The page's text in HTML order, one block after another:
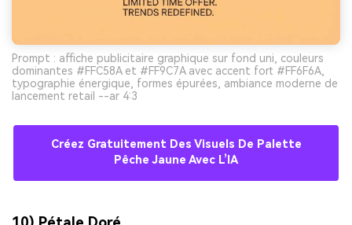
Prompt : affiche publicitaire graphique sur fond uni, couleurs
dominantes #FFC58A et #FF9C7A avec accent fort #FF6F6A,
typographie énergique, formes épurées, ambiance moderne de
lancement retail --ar 4:3
Créez Gratuitement Des Visuels De Palette
Pêche Jaune Avec L’IA